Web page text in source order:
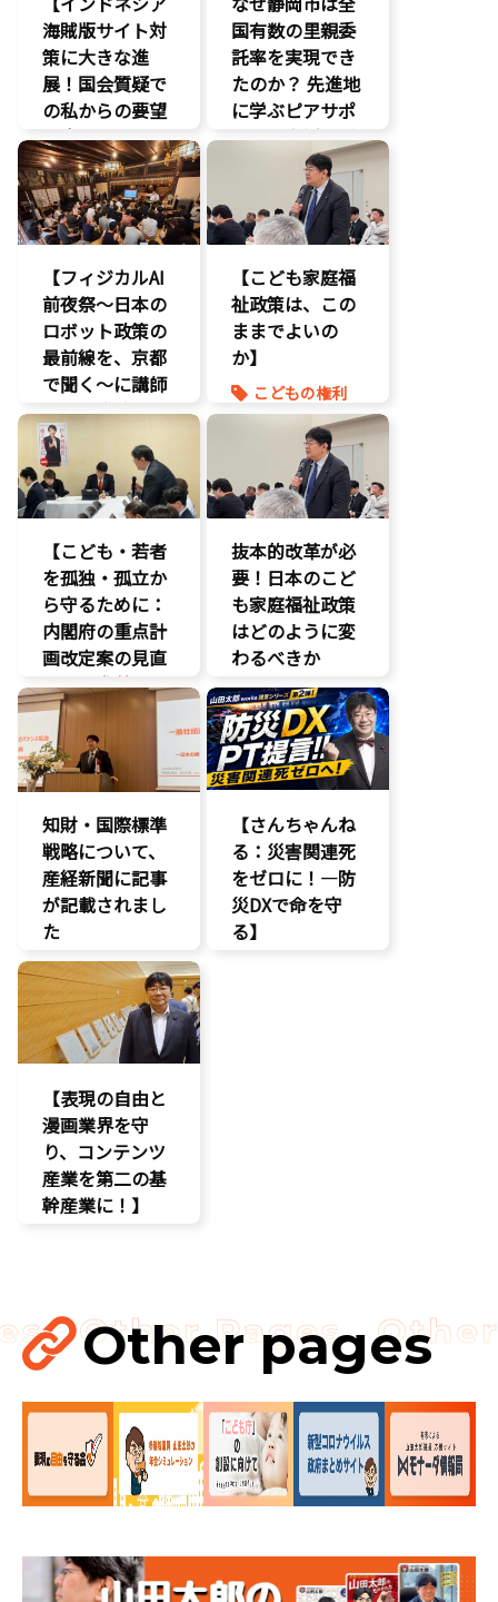
海賊版サイト対
策に大きな進
展！国会質疑で
の私からの要望
に応え、三谷法
務副大臣がイン
ドネシア法務副
大臣に運営……
エンタメ支援
エンタメ産業
促進
デジタル著作
権
国会質疑
海賊版
知的財産
経済政策
著作権
国有数の里親委
託率を実現でき
たのか？ 先進地
に学ぶピアサポ
ートと支援体制
こども政策
児童福祉法
児童虐待対策
社会的養護
養子縁組
【フィジカルAI
前夜祭～日本の
ロボット政策の
最前線を、京都
で聞く～に講師
として登壇。会
場は満員御礼、
絶えない人の出
入りと……
AI
【こども家庭福
祉政策は、この
ままでよいの
か】
こどもの権利
こども政策
命を守る
養子縁組
【こども・若者
を孤独・孤立か
ら守るために：
内閣府の重点計
画改定案の見直
しを要求
】
いじめ対策
こどもの権利
こども政策
不登校支援
命を守る
子育て支援拡
充
孤独孤立対策
抜本的改革が必
要！日本のこど
も家庭福祉政策
はどのように変
わるべきか
こどもの権利
こども政策
議員連盟
障がい児者支
援
養子縁組
知財・国際標準
戦略について、
産経新聞に記事
が記載されまし
た
報道記事
知的財産
著作権
【さんちゃんね
る：災害関連死
をゼロに！―防
災DXで命を守
る】
【表現の自由と
漫画業界を守
り、コンテンツ
産業を第二の基
幹産業に！】
表現規制
規制改革
Other pages